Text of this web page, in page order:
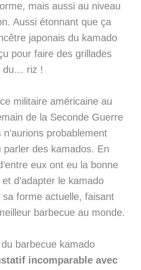
mais aussi au niveau
Aussi étonnant que ça
japonais du kamado
pour faire des grillades
du… riz !
militaire américaine au
de la Seconde Guerre
probablement
parler des kamados. En
eux ont eu la bonne
d’adapter le kamado
sa forme actuelle, faisant
barbecue au monde.
barbecue kamado
incomparable avec